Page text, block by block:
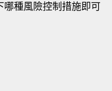
哪種風險控制措施即可